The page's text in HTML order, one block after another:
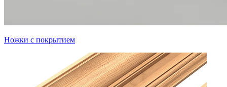
Ножки с покрытием